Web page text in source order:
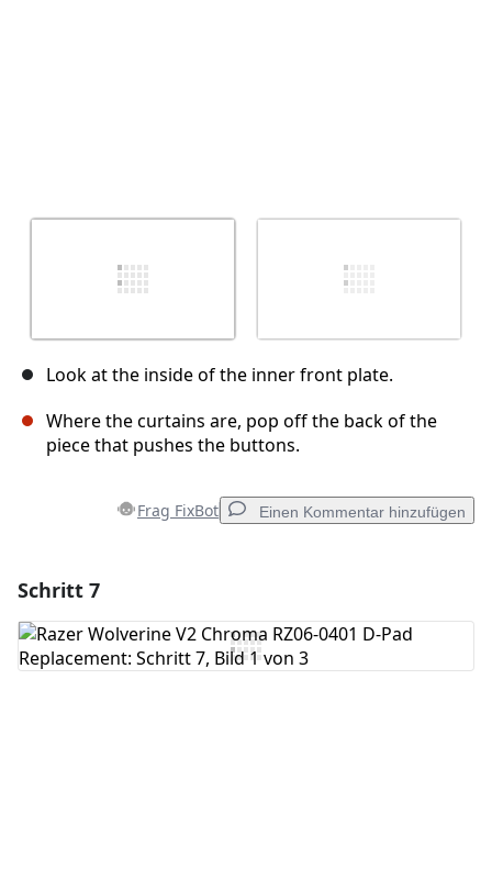
Look at the inside of the inner front plate.
Where the curtains are, pop off the back of the
piece that pushes the buttons.
Frag FixBot Einen Kommentar hinzufügen
Kommentar hinzufügen
Schritt 7